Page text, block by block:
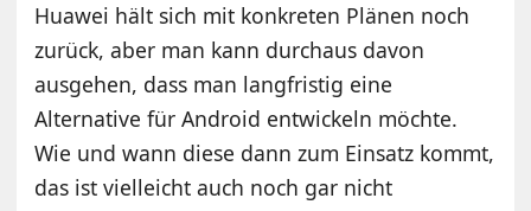
Huawei hält sich mit konkreten Plänen noch
zurück, aber man kann durchaus davon
ausgehen, dass man langfristig eine
Alternative für Android entwickeln möchte.
Wie und wann diese dann zum Einsatz kommt,
das ist vielleicht auch noch gar nicht